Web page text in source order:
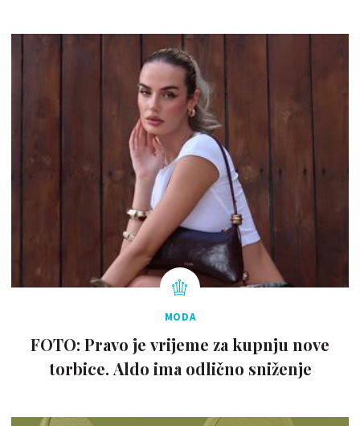
MODA
FOTO: Pravo je vrijeme za kupnju nove
torbice. Aldo ima odlično sniženje